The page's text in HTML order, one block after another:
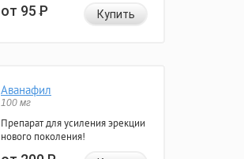
от 95Р Купить
Аванафил
100 мг
Препарат для усиления эрекции
нового поколения!